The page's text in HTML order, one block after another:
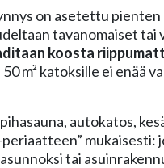
on asetettu
tavanomaiset
koosta
m² katoksille ei enää
autokatos,
mukaisesti:
tai